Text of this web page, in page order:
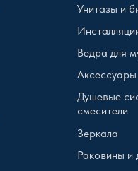
Унитазы и
Ведра для
Аксессуары
Душевые
смесители
Зеркала
Раковины и